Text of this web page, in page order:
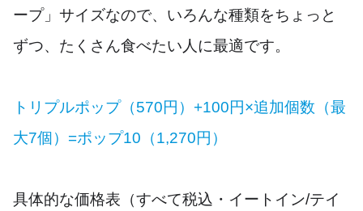
ープ」サイズなので、いろんな種類をちょっと
ずつ、たくさん食べたい人に最適です。
トリプルポップ（570円）+100円×追加個数（最
大7個）=ポップ10（1,270円）
具体的な価格表（すべて税込・イートイン/テイ